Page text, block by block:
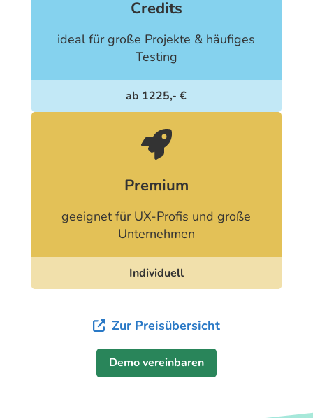
Credits
ideal für große Projekte & häufiges
Testing
ab 1225,- €
Premium
geeignet für UX-Profis und große
Unternehmen
Individuell
Zur Preisübersicht
Demo vereinbaren